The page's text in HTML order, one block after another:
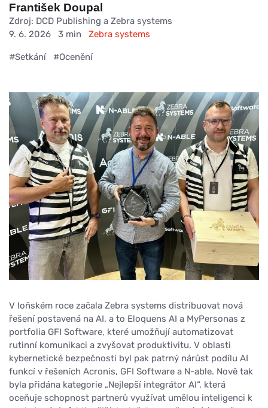
František Doupal
Zdroj: DCD Publishing a Zebra systems
9. 6. 2026
3 min Zebra systems
#Setkání #Ocenění
V loňském roce začala Zebra systems distribuovat nová
řešení postavená na AI, a to Eloquens AI a MyPersonas z
portfolia GFI Software, které umožňují automatizovat
rutinní komunikaci a zvyšovat produktivitu. V oblasti
kybernetické bezpečnosti byl pak patrný nárůst podílu AI
funkcí v řešeních Acronis, GFI Software a N-able. Nově tak
byla přidána kategorie „Nejlepší integrátor AI“, která
oceňuje schopnost partnerů využívat umělou inteligenci k